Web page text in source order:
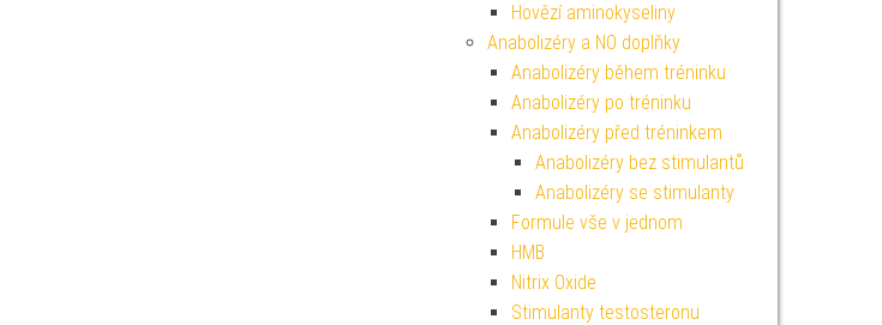
Hovězí aminokyseliny
Anabolizéry a NO doplňky
Anabolizéry během tréninku
Anabolizéry po tréninku
Anabolizéry před tréninkem
Anabolizéry bez stimulantů
Anabolizéry se stimulanty
Formule vše v jednom
HMB
Nitrix Oxide
Stimulanty testosteronu